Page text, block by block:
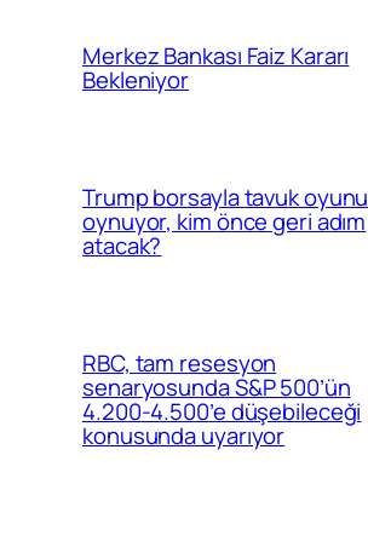
Merkez Bankası Faiz Kararı
Bekleniyor
Trump borsayla tavuk oyunu
oynuyor, kim önce geri adım
atacak?
RBC, tam resesyon
senaryosunda S&P 500’ün
4.200-4.500’e düşebileceği
konusunda uyarıyor